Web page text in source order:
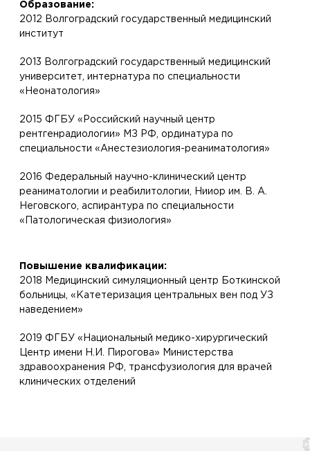
Образование:
2012 Волгоградский государственный медицинский
институт
2013 Волгоградский государственный медицинский
университет, интернатура по специальности
«Неонатология»
2015 ФГБУ «Российский научный центр
рентгенрадиологии» МЗ РФ, ординатура по
специальности «Анестезиология-реаниматология»
2016 Федеральный научно-клинический центр
реаниматологии и реабилитологии, Нииор им. В. А.
Неговского, аспирантура по специальности
«Патологическая физиология»
Повышение квалификации:
2018 Медицинский симуляционный центр Боткинской
больницы, «Катетеризация центральных вен под УЗ
наведением»
2019 ФГБУ «Национальный медико-хирургический
Центр имени Н.И. Пирогова» Министерства
здравоохранения РФ, трансфузиология для врачей
клинических отделений